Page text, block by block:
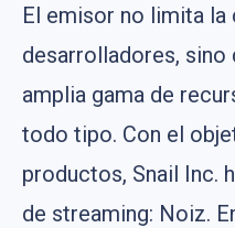
El emisor no limita la
desarrolladores, sino
amplia gama de
todo tipo. Con el
productos, Snail Inc.
de streaming: Noiz.